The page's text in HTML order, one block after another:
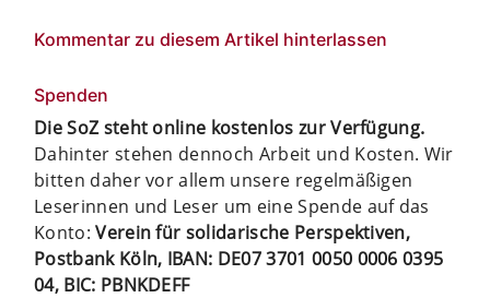
Kommentar zu diesem Artikel hinterlassen
Spenden
Die SoZ steht online kostenlos zur Verfügung.
Dahinter stehen dennoch Arbeit und Kosten. Wir
bitten daher vor allem unsere regelmäßigen
Leserinnen und Leser um eine Spende auf das
Konto:Verein für solidarische Perspektiven,
Postbank Köln, IBAN: DE07 3701 0050 0006 0395
04, BIC: PBNKDEFF